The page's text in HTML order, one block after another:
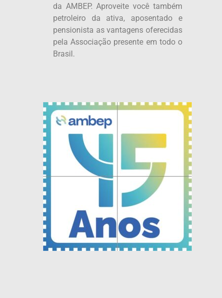
da AMBEP. Aproveite você também
petroleiro da ativa, aposentado e
pensionista as vantagens oferecidas
pela Associação presente em todo o
Brasil.